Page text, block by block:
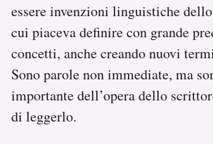
essere invenzioni linguistiche dello
cui piaceva definire con grande
concetti, anche creando nuovi
Sono parole non immediate, ma
importante dell’opera dello
di leggerlo.